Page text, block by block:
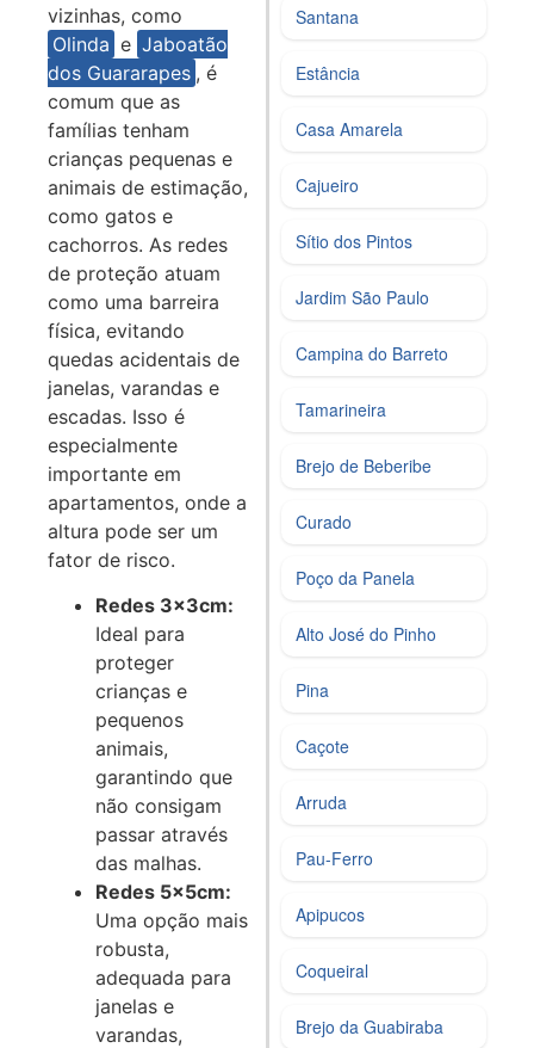
vizinhas, como
Olinda e Jaboatão
dos Guararapes , é
comum que as
famílias tenham
crianças pequenas e
animais de estimação,
como gatos e
cachorros. As redes
de proteção atuam
como uma barreira
física, evitando
quedas acidentais de
janelas, varandas e
escadas. Isso é
especialmente
importante em
apartamentos, onde a
altura pode ser um
fator de risco.
Redes 3x3cm:
Ideal para
proteger
crianças e
pequenos
animais,
garantindo que
não consigam
passar através
das malhas.
Redes 5x5cm:
Uma opção mais
robusta,
adequada para
janelas e
varandas,
Santana
Estância
Casa Amarela
Cajueiro
Sítio dos Pintos
Jardim São Paulo
Campina do Barreto
Tamarineira
Brejo de Beberibe
Curado
Poço da Panela
Alto José do Pinho
Pina
Caçote
Arruda
Pau-Ferro
Apipucos
Coqueiral
Brejo da Guabiraba